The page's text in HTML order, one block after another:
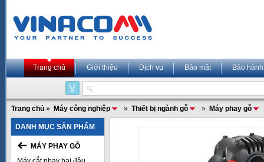
Trang chủ Giới thiệu Dịch vụ Bảo mật Bảo hành
Trang chủ » Máy công nghiệp » Thiết bị ngành gỗ » Máy phay gỗ
DANH MỤC SẢN PHẨM
MÁY PHAY GỖ